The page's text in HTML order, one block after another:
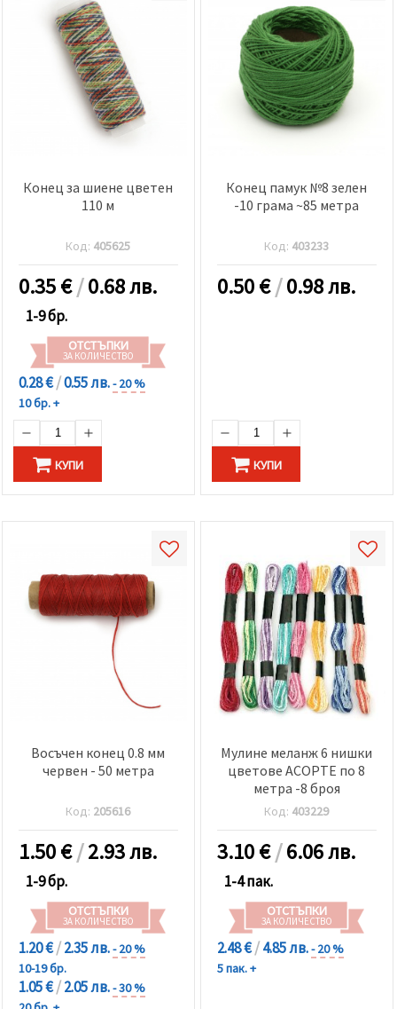
Конец за шиене цветен
110 м
Код: 405625
0.35€/0.68 лв.
1-9 бр.
ОТСТЪПКИ
ЗА КОЛИЧЕСТВО
0.28 €/0.55 лв.- 20 %
10 бр. +
КУПИ
Конец памук №8 зелен
-10 грама ~85 метра
Код: 403233
0.50€/0.98 лв.
КУПИ
Восъчен конец 0.8 мм
червен - 50 метра
Код: 205616
1.50€/2.93 лв.
1-9 бр.
ОТСТЪПКИ
ЗА КОЛИЧЕСТВО
1.20 €/2.35 лв.- 20 %
10-19 бр.
1.05 €/2.05 лв.- 30 %
Мулине меланж 6 нишки
цветове АСОРТЕ по 8
метра -8 броя
Код: 403229
3.10€/6.06 лв.
1-4 пак.
ОТСТЪПКИ
ЗА КОЛИЧЕСТВО
2.48 €/4.85 лв.- 20 %
5 пак. +